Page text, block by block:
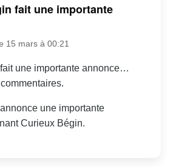
fait une importante
15 mars à 00:21
une importante annonce…
une importante
Curieux Bégin.